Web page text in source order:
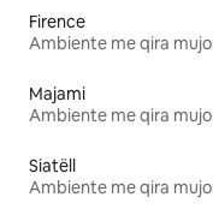
Firence
Ambiente me qira
Majami
Ambiente me qira
Siatëll
Ambiente me qira